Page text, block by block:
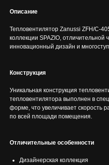
Описание
Тепловентилятор Zanussi ZFH/C-
коллекции SPAZIO, отличительной
инновационный дизайн и
Конструкция
Уникальная конструкция
тепловентилятора выполнен в
форме, что увеличивает скорость
по всей площади помещения.
Отличительные особенности
Дизайнерская коллекция